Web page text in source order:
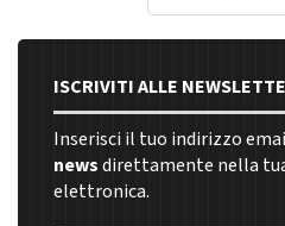
ISCRIVITI ALLE
Inserisci il tuo indirizzo
newsdirettamente nella
elettronica.